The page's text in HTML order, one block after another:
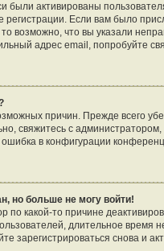
были активированы
регистрации. Если вам было
возможно, что вы указали
адрес email, попробуйте
причин. Прежде всего
свяжитесь с
в конфигурации
но больше не могу войти!
по какой-то причине
длительное
зарегистрироваться снова и